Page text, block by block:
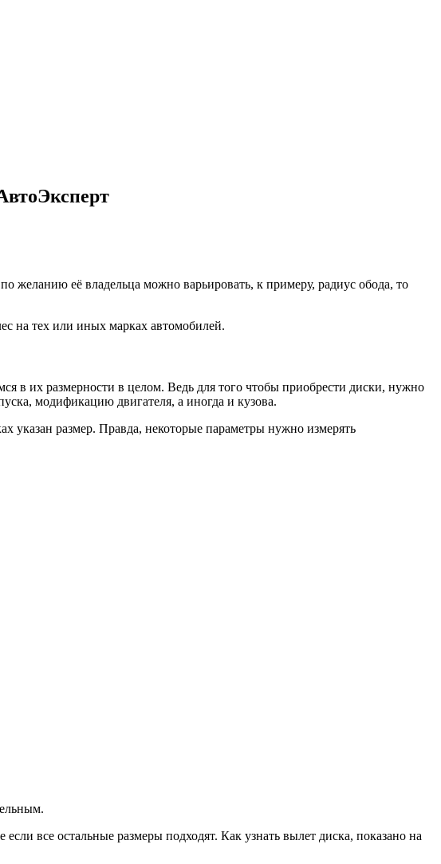
её владельца можно варьировать, к примеру, радиус обода, то
на тех или иных марках автомобилей.
в их размерности в целом. Ведь для того чтобы приобрести диски, нужно
модификацию двигателя, а иногда и кузова.
указан размер. Правда, некоторые параметры нужно измерять
все остальные размеры подходят. Как узнать вылет диска, показано на